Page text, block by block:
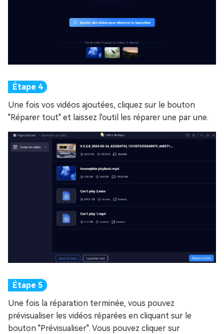
Une fois vos vidéos ajoutées, cliquez sur le bouton
"Réparer tout" et laissez l'outil les réparer une par une.
Une fois la réparation terminée, vous pouvez
prévisualiser les vidéos réparées en cliquant sur le
bouton "Prévisualiser". Vous pouvez cliquer sur